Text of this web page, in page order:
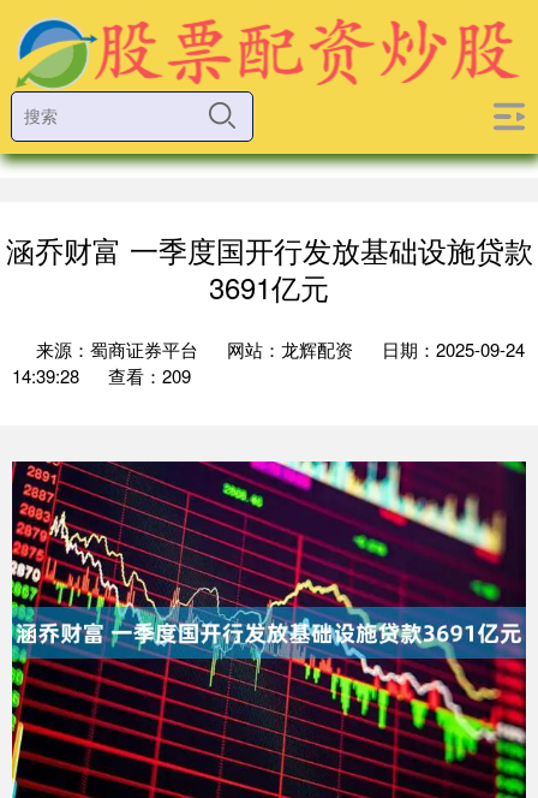
涵乔财富 一季度国开行发放基础设施贷款
3691亿元
来源：蜀商证券平台 网站：龙辉配资
日期：2025-09-24
14:39:28
查看：209